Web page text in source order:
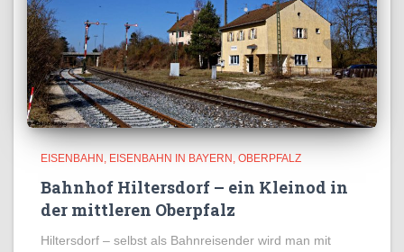
EISENBAHN EISENBAHN IN BAYERN OBERPFALZ
Bahnhof Hiltersdorf – ein Kleinod in
der mittleren Oberpfalz
Hiltersdorf – selbst als Bahnreisender wird man mit